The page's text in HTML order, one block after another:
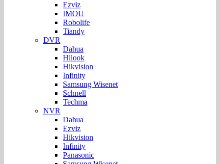
Ezviz
IMOU
Robolife
Tiandy
DVR
Dahua
Hilook
Hikvision
Infinity
Samsung Wisenet
Schnell
Techma
NVR
Dahua
Ezviz
Hikvision
Infinity
Panasonic